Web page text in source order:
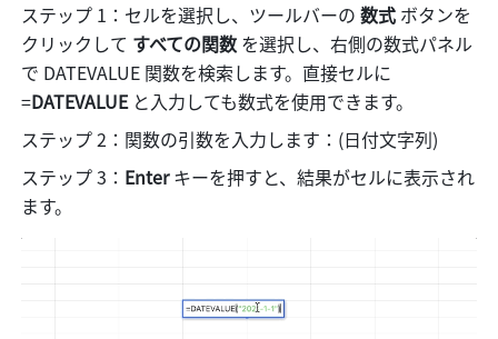
ステップ 1：セルを選択し、ツールバーの 数式 ボタンを
クリックして すべての関数 を選択し、右側の数式パネル
で DATEVALUE 関数を検索します。直接セルに
=DATEVALUE と入力しても数式を使用できます。
ステップ 2：関数の引数を入力します：(日付文字列)
ステップ 3： Enter キーを押すと、結果がセルに表示され
ます。